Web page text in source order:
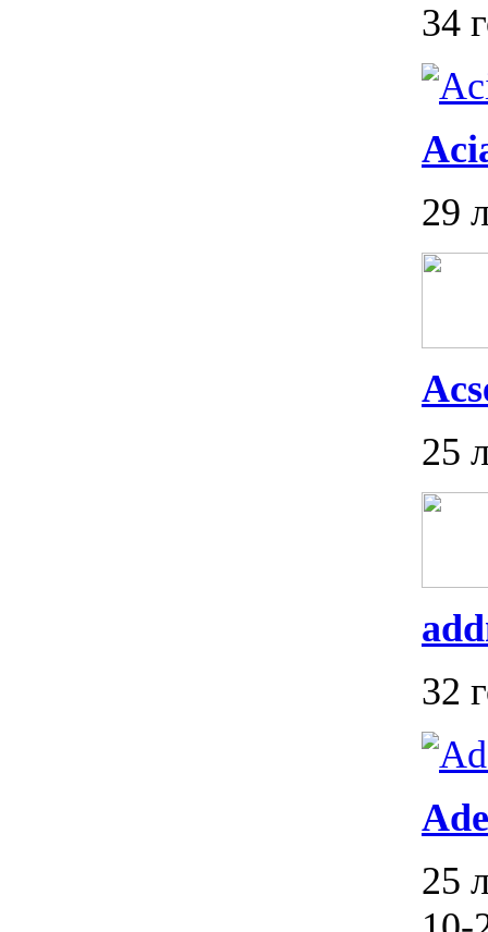
34
29
25
32
25